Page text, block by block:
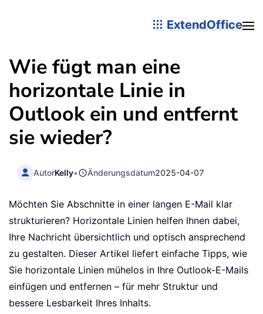
ExtendOffice
Wie fügt man eine
horizontale Linie in
Outlook ein und entfernt
sie wieder?
AutorKelly• Änderungsdatum2025-04-07
Möchten Sie Abschnitte in einer langen E-Mail klar
strukturieren? Horizontale Linien helfen Ihnen dabei,
Ihre Nachricht übersichtlich und optisch ansprechend
zu gestalten. Dieser Artikel liefert einfache Tipps, wie
Sie horizontale Linien mühelos in Ihre Outlook-E-Mails
einfügen und entfernen – für mehr Struktur und
bessere Lesbarkeit Ihres Inhalts.